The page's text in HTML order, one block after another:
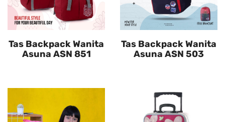
Tas Backpack Wanita
Asuna ASN 851
Tas Backpack Wanita
Asuna ASN 503